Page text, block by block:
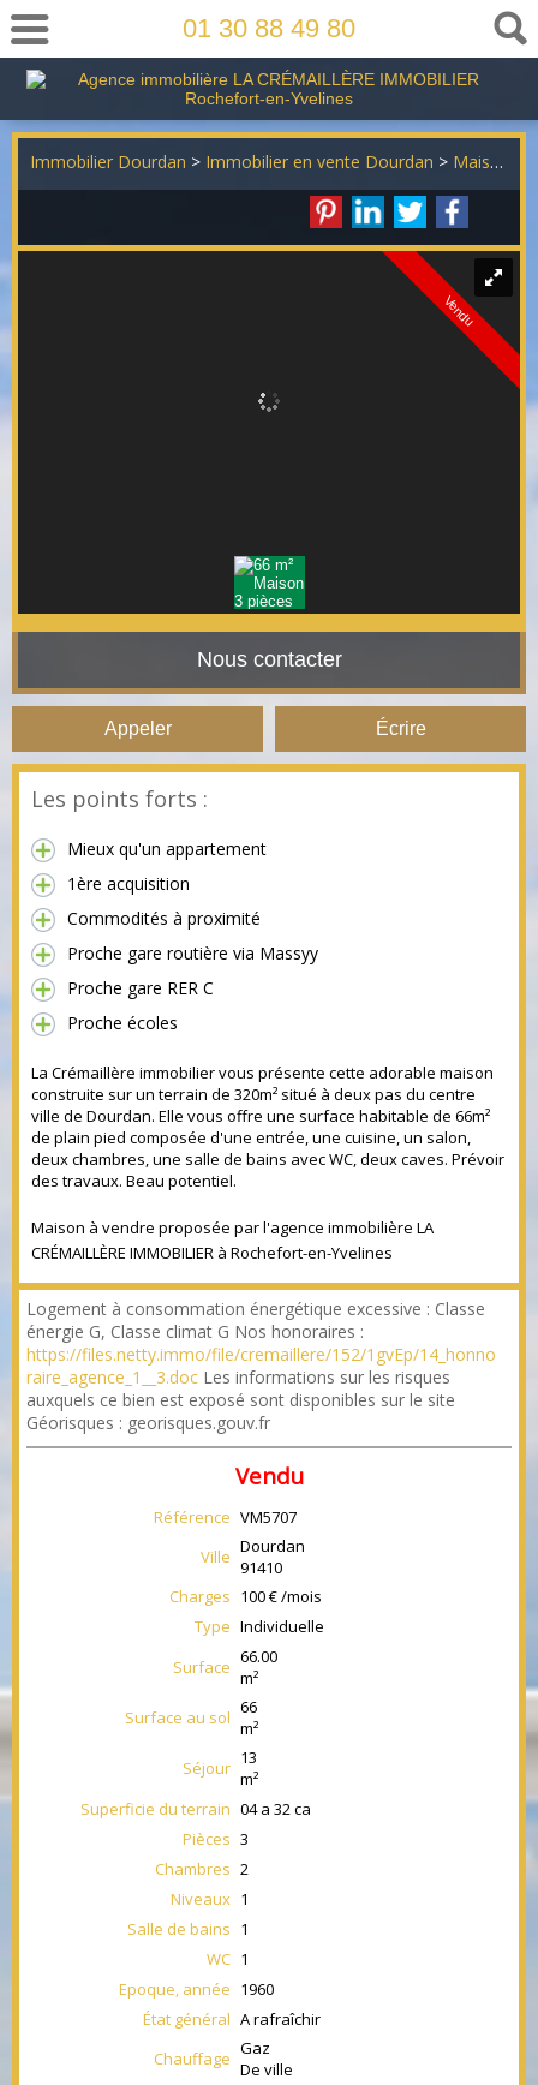
01 30 88 49 80
Immobilier Dourdan > Immobilier en vente Dourdan > Maison Individuelle en vente Dourdan
Vendu
Nous contacter
Appeler Écrire
Les points forts :
Mieux qu'un appartement
1ère acquisition
Commodités à proximité
Proche gare routière via Massyy
Proche gare RER C
Proche écoles
La Crémaillère immobilier vous présente cette adorable maison
construite sur un terrain de 320m² situé à deux pas du centre
ville de Dourdan. Elle vous offre une surface habitable de 66m²
de plain pied composée d'une entrée, une cuisine, un salon,
deux chambres, une salle de bains avec WC, deux caves. Prévoir
des travaux. Beau potentiel.
Maison à vendre proposée par l'agence immobilière LA
CRÉMAILLÈRE IMMOBILIER à Rochefort-en-Yvelines
Logement à consommation énergétique excessive : Classe
énergie G, Classe climat G Nos honoraires :
https://files.netty.immo/file/cremaillere/152/1gvEp/14_honno
raire_agence_1__3.doc Les informations sur les risques
auxquels ce bien est exposé sont disponibles sur le site
Géorisques : georisques.gouv.fr
Vendu
Référence VM5707
Ville Dourdan
91410
Charges 100 € /mois
Type Individuelle
Surface 66.00
m²
Surface au sol 66
m²
Séjour 13
m²
Superficie du terrain 04 a 32 ca
Pièces 3
Chambres 2
Niveaux 1
Salle de bains 1
WC 1
Epoque, année 1960
État général A rafraîchir
Chauffage Gaz
De ville